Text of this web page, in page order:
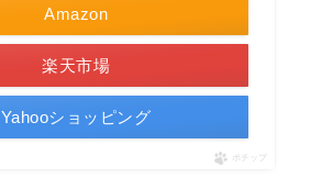
Amazon
楽天市場
Yahooショッピング
ポチップ